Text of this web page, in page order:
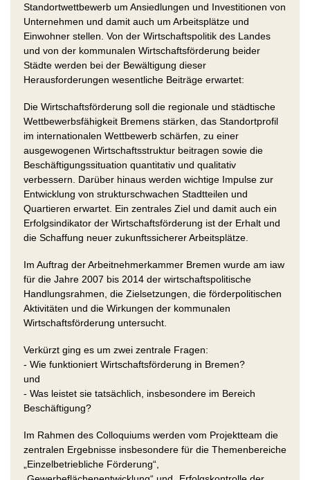
Standortwettbewerb um Ansiedlungen und Investitionen von
Unternehmen und damit auch um Arbeitsplätze und
Einwohner stellen. Von der Wirtschaftspolitik des Landes
und von der kommunalen Wirtschaftsförderung beider
Städte werden bei der Bewältigung dieser
Herausforderungen wesentliche Beiträge erwartet:
Die Wirtschaftsförderung soll die regionale und städtische
Wettbewerbsfähigkeit Bremens stärken, das Standortprofil
im internationalen Wettbewerb schärfen, zu einer
ausgewogenen Wirtschaftsstruktur beitragen sowie die
Beschäftigungssituation quantitativ und qualitativ
verbessern. Darüber hinaus werden wichtige Impulse zur
Entwicklung von strukturschwachen Stadtteilen und
Quartieren erwartet. Ein zentrales Ziel und damit auch ein
Erfolgsindikator der Wirtschaftsförderung ist der Erhalt und
die Schaffung neuer zukunftssicherer Arbeitsplätze.
Im Auftrag der Arbeitnehmerkammer Bremen wurde am iaw
für die Jahre 2007 bis 2014 der wirtschaftspolitische
Handlungsrahmen, die Zielsetzungen, die förderpolitischen
Aktivitäten und die Wirkungen der kommunalen
Wirtschaftsförderung untersucht.
Verkürzt ging es um zwei zentrale Fragen:
- Wie funktioniert Wirtschaftsförderung in Bremen?
und
- Was leistet sie tatsächlich, insbesondere im Bereich
Beschäftigung?
Im Rahmen des Colloquiums werden vom Projektteam die
zentralen Ergebnisse insbesondere für die Themenbereiche
„Einzelbetriebliche Förderung“,